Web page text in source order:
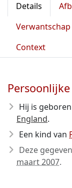
Details
Verwantschap
Context
Hij is
England.
Een kind van
Deze
maart 2007.